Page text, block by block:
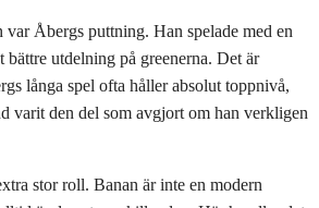
var Åbergs puttning. Han spelade med en
utdelning på greenerna. Det är
långa spel ofta håller absolut toppnivå,
varit den del som avgjort om han verkligen
stor roll. Banan är inte en modern